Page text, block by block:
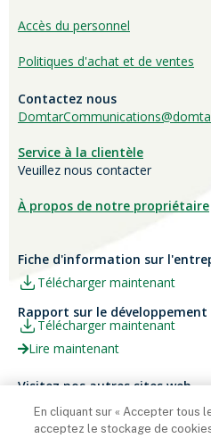
Accès du personnel
Politiques d'achat et de ventes
Contactez nous
Service à la clientèle
Veuillez nous contacter
À propos de notre propriétaire
Fiche d'information sur
Télécharger maintenant
Rapport sur le
Télécharger maintenant
Lire maintenant
Visitez nos autres sites web
Carrières
Ariva
En cliquant sur « Accepter tous
acceptez le stockage de